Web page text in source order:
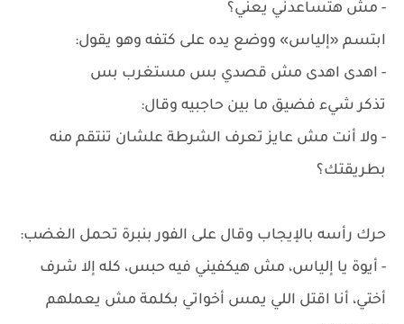
- مش هتساعدني يعني؟
ابتسم «إلياس» ووضع يده على كتفه وهو يقول:
- اهدى اهدى مش قصدي بس مستغرب بس
تذكر شيء فضيق ما بين حاجبيه وقال:
- ولا أنت مش عايز تعرف الشرطة علشان تنتقم منه
بطريقتك؟
حرك رأسه بالإيجاب وقال على الفور بنبرة تحمل الغضب:
- أيوة يا إلياس، مش هيكفيني فيه حبس، كله إلا شرف
أختي، أنا اقتل اللي يمس أخواتي بكلمة مش يعملهم